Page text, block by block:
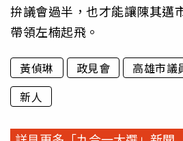
拚議會過半，也才能讓陳其邁
帶領左楠起飛。
黃偵琳 政見會 高雄市議
新人